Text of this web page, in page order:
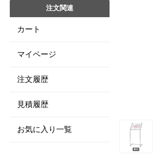
注文関連
カート
マイページ
注文履歴
見積履歴
お気に入り一覧